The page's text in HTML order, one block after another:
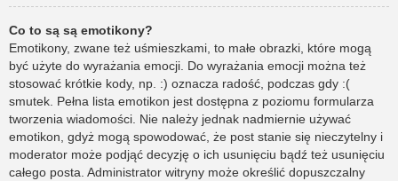
Co to są są emotikony?
Emotikony, zwane też uśmieszkami, to małe obrazki, które mogą
być użyte do wyrażania emocji. Do wyrażania emocji można też
stosować krótkie kody, np. :) oznacza radość, podczas gdy :(
smutek. Pełna lista emotikon jest dostępna z poziomu formularza
tworzenia wiadomości. Nie należy jednak nadmiernie używać
emotikon, gdyż mogą spowodować, że post stanie się nieczytelny i
moderator może podjąć decyzję o ich usunięciu bądź też usunięciu
całego posta. Administrator witryny może określić dopuszczalny